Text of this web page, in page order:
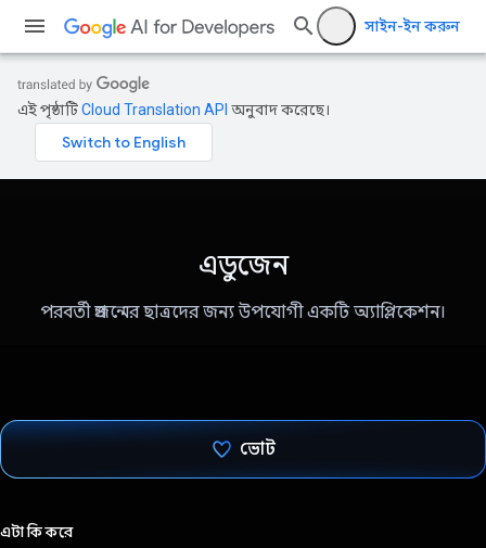
সাইন-ইন করুন
এই পৃষ্ঠাটিCloud Translation API অনুবাদ করেছে।
এডুজেন
পরবর্তী প্রজন্মের ছাত্রদের জন্য উপযোগী একটি অ্যাপ্লিকেশন।
ভোট
এটা কি করে